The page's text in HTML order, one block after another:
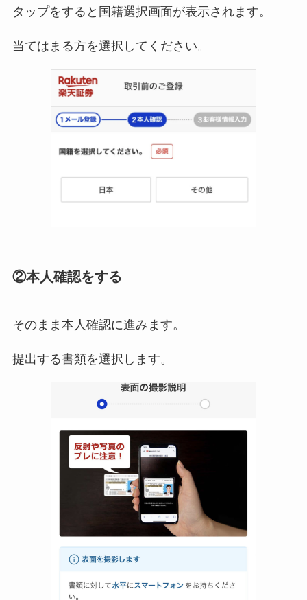
タップをすると国籍選択画面が表示されます。
当てはまる方を選択してください。
②本人確認をする
そのまま本人確認に進みます。
提出する書類を選択します。